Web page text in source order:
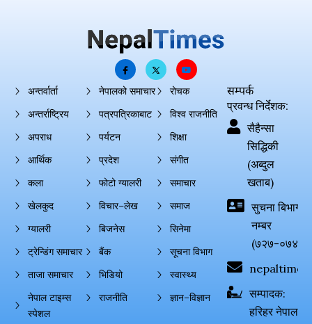
अन्तर्वार्ता
अन्तर्राष्ट्रिय
अपराध
आर्थिक
कला
खेलकुद
ग्यालरी
ट्रेन्डिंग समाचार
ताजा समाचार
नेपाल टाइम्स
स्पेशल
नेपालको समाचार
पत्रपत्रिकाबाट
पर्यटन
प्रदेश
फोटो ग्यालरी
विचार–लेख
बिजनेस
बैंक
भिडियो
राजनीति
रोचक
विश्व राजनीति
शिक्षा
संगीत
समाचार
समाज
सिनेमा
सूचना विभाग
स्वास्थ्य
ज्ञान–विज्ञान
सम्पर्क
प्रवन्ध निर्देशक:
सैहैन्सा
सिद्धिकी
(अब्दुल
खताब)
सुचना बिभाग
नम्बर
(७२७-०७४-
सम्पादक:
हरिहर नेपाल